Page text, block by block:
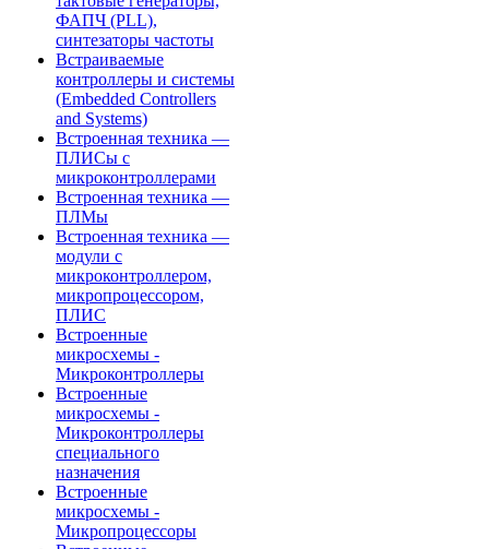
ФАПЧ (PLL),
синтезаторы частоты
Встраиваемые
контроллеры и системы
(Embedded Controllers
and Systems)
Встроенная техника —
ПЛИСы с
микроконтроллерами
Встроенная техника —
ПЛМы
Встроенная техника —
модули с
микроконтроллером,
микропроцессором,
ПЛИС
Встроенные
микросхемы -
Микроконтроллеры
Встроенные
микросхемы -
Микроконтроллеры
специального
назначения
Встроенные
микросхемы -
Микропроцессоры